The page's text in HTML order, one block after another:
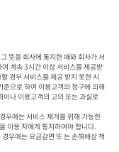
뜻을 회사에 통지한 때와 회사가 서
계속 3시간 이상 서비스를 제공받
경우 서비스를 제공 받지 못한 시
으로 하여 이용고객의 청구에 의해
나 이용고객의 고의 또는 과실로
우에는 서비스 재개를 위해 가능한
이용 자에게 통지하여야 합니다.
우에는 요금감면 또 는 손해배상 책